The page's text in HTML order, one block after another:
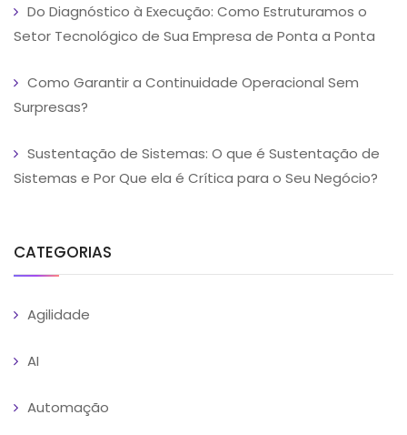
Do Diagnóstico à Execução: Como Estruturamos o
Setor Tecnológico de Sua Empresa de Ponta a Ponta
Como Garantir a Continuidade Operacional Sem
Surpresas?
Sustentação de Sistemas: O que é Sustentação de
Sistemas e Por Que ela é Crítica para o Seu Negócio?
CATEGORIAS
Agilidade
AI
Automação